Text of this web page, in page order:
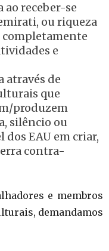
receber-se
ou riqueza
completamente
e
através de
que
produzem
silêncio ou
dos EAU em criar,
contra-
e membros
demandamos